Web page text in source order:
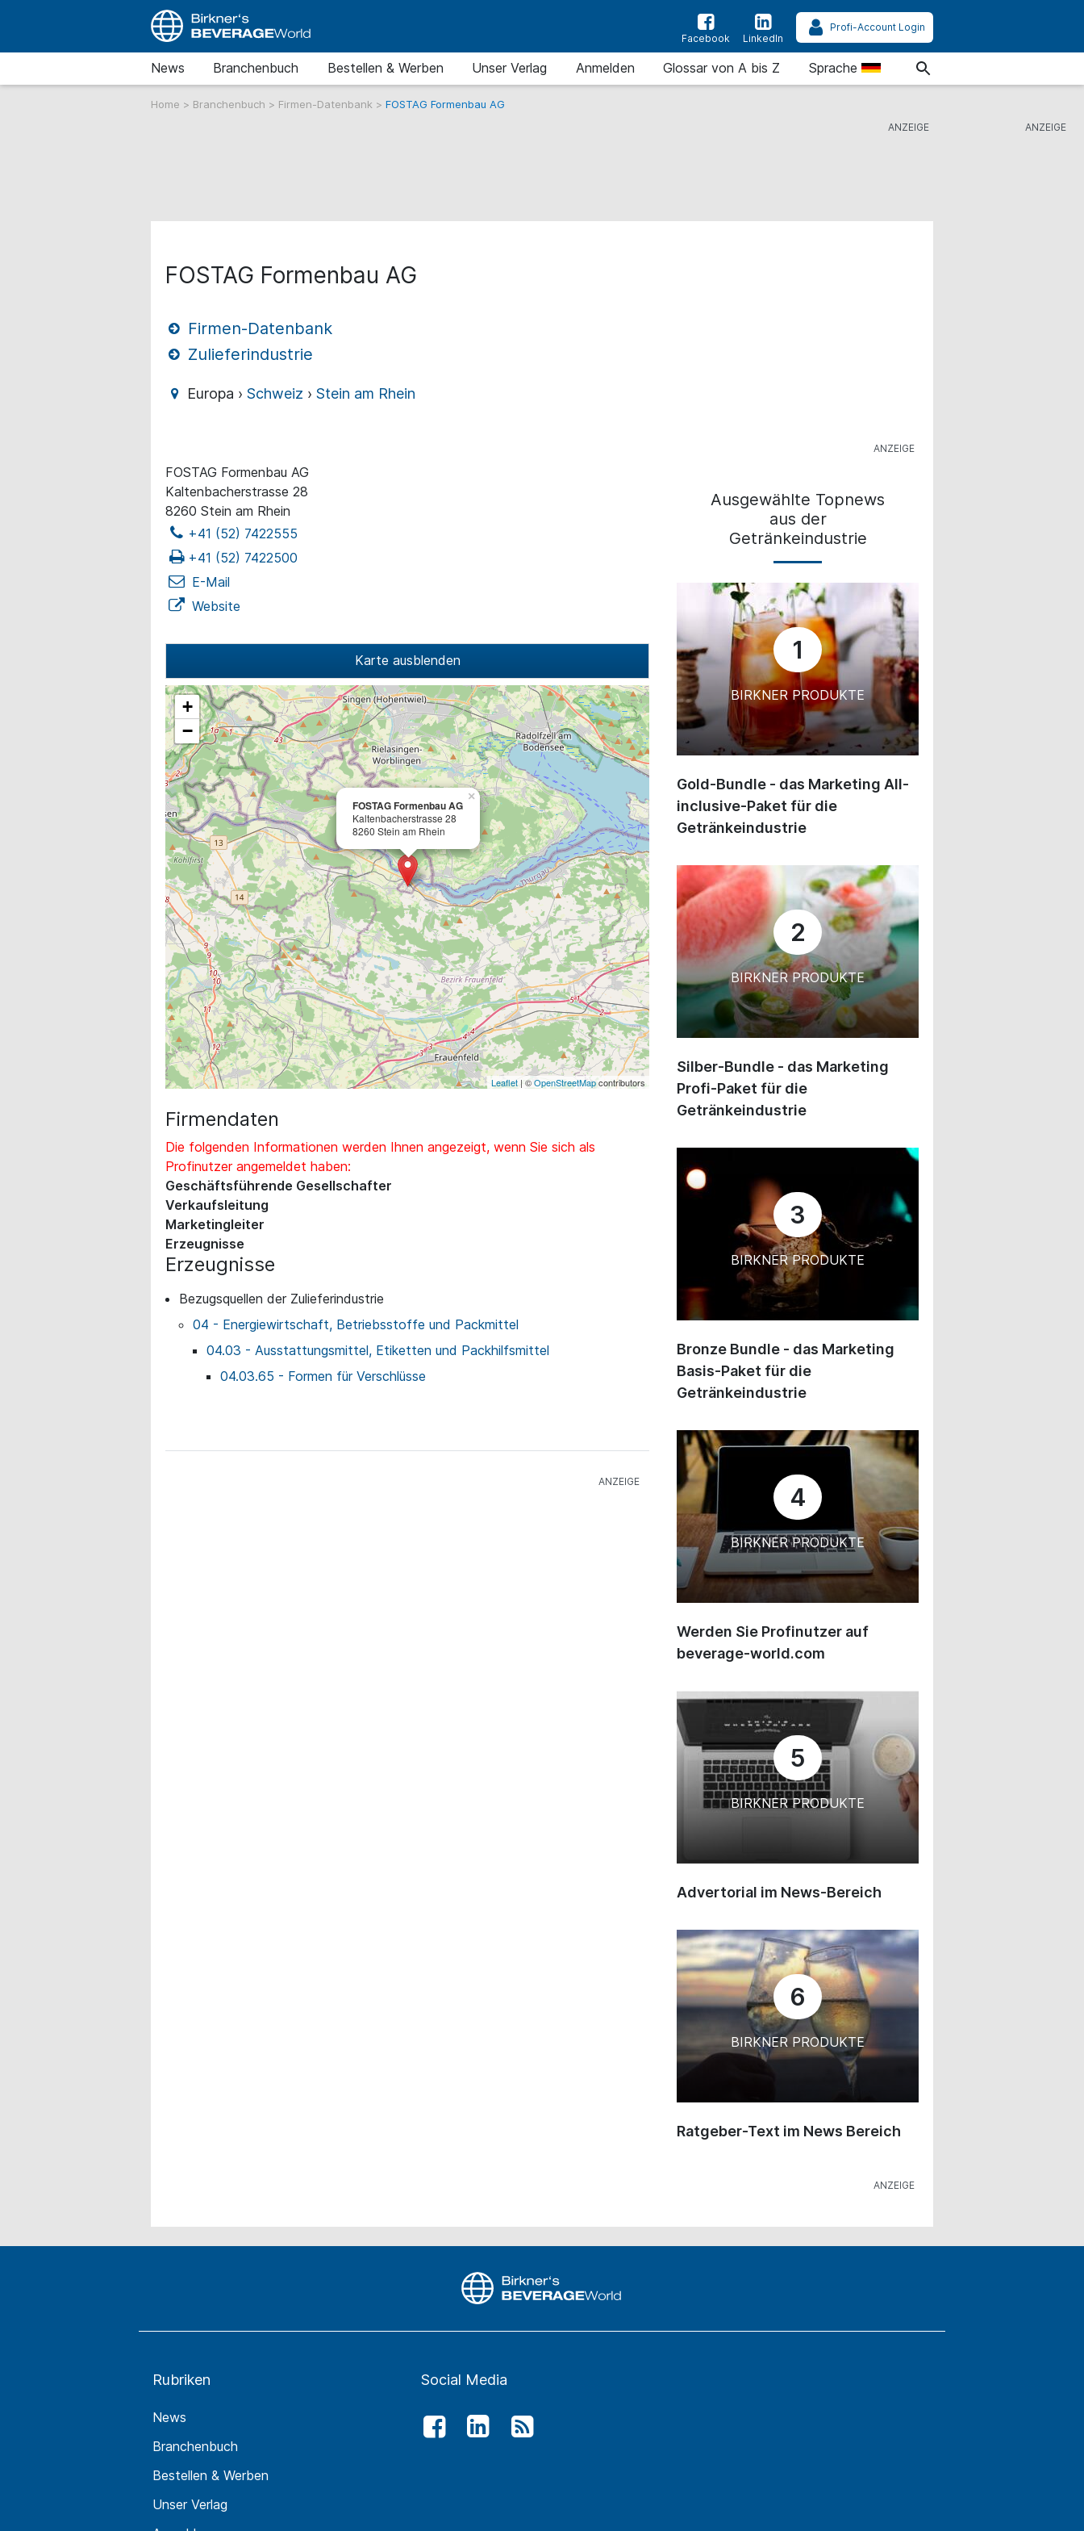
Facebook LinkedIn
Profi-Account Login
News Branchenbuch Bestellen & Werben Unser Verlag Anmelden Glossar von A bis Z Sprache
Home > Branchenbuch > Firmen-Datenbank > FOSTAG Formenbau AG
FOSTAG Formenbau AG
Firmen-Datenbank
Zulieferindustrie
Europa ›Schweiz ›Stein am Rhein
FOSTAG Formenbau AG
Kaltenbacherstrasse 28
8260 Stein am Rhein
+41 (52) 7422555
+41 (52) 7422500
E-Mail
Website
Karte ausblenden
FOSTAG Formenbau AG
Kaltenbacherstrasse 28
8260 Stein am Rhein
×
+
−
Leaflet | ©OpenStreetMapcontributors
Firmendaten
Die folgenden Informationen werden Ihnen angezeigt, wenn Sie sich als
Profinutzer angemeldet haben:
Geschäftsführende Gesellschafter
Verkaufsleitung
Marketingleiter
Erzeugnisse
Erzeugnisse
Bezugsquellen der Zulieferindustrie
04 - Energiewirtschaft, Betriebsstoffe und Packmittel
04.03 - Ausstattungsmittel, Etiketten und Packhilfsmittel
04.03.65 - Formen für Verschlüsse
Ausgewählte Topnews
aus der
Getränkeindustrie
1
BIRKNER PRODUKTE
Gold-Bundle - das Marketing All-
inclusive-Paket für die
Getränkeindustrie
2
BIRKNER PRODUKTE
Silber-Bundle - das Marketing
Profi-Paket für die
Getränkeindustrie
3
BIRKNER PRODUKTE
Bronze Bundle - das Marketing
Basis-Paket für die
Getränkeindustrie
4
BIRKNER PRODUKTE
Werden Sie Profinutzer auf
beverage-world.com
5
BIRKNER PRODUKTE
Advertorial im News-Bereich
6
BIRKNER PRODUKTE
Ratgeber-Text im News Bereich
Rubriken
News
Branchenbuch
Bestellen & Werben
Unser Verlag
Social Media